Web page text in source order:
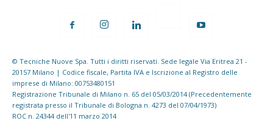
© Tecniche Nuove Spa. Tutti i diritti riservati. Sede legale Via Eritrea 21 -
20157 Milano | Codice fiscale, Partita IVA e Iscrizione al Registro delle
imprese di Milano: 00753480151
Registrazione Tribunale di Milano n. 65 del 05/03/2014 (Precedentemente
registrata presso il Tribunale di Bologna n. 4273 del 07/04/1973)
ROC n. 24344 dell'11 marzo 2014